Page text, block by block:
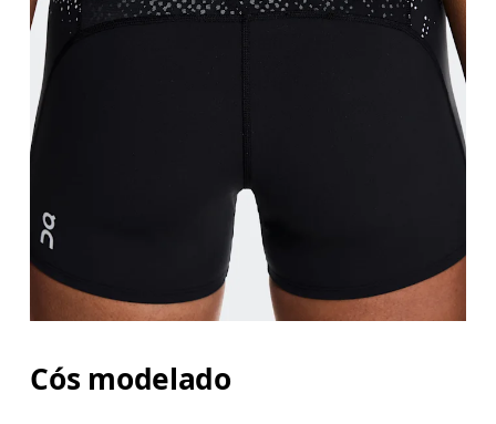
Cós modelado